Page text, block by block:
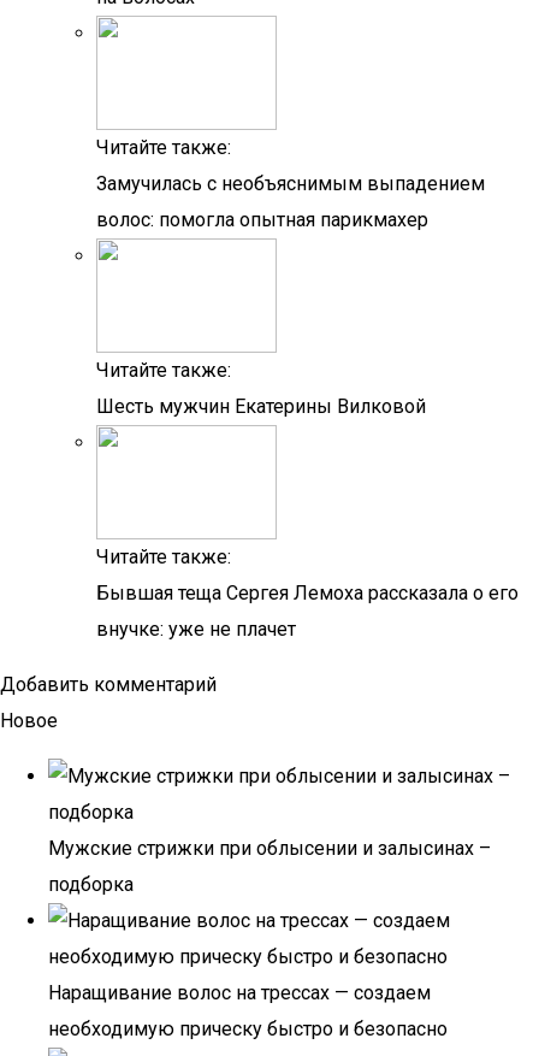
Читайте также:
Замучилась с необъяснимым выпадением
волос: помогла опытная парикмахер
Читайте также:
Шесть мужчин Екатерины Вилковой
Читайте также:
Бывшая теща Сергея Лемоха рассказала о его
внучке: уже не плачет
Добавить комментарий
Новое
Мужские стрижки при облысении и залысинах –
подборка
Наращивание волос на трессах — создаем
необходимую прическу быстро и безопасно